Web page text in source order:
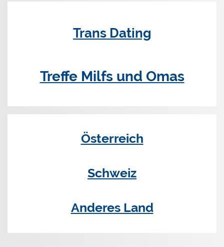
Trans Dating
Treffe Milfs und Omas
Österreich
Schweiz
Anderes Land